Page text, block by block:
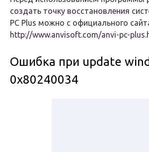
создать точку восстановления
PC Plus можно с официального
http://www.anvisoft.com/anvi-pc-
Ошибка при update
0x80240034